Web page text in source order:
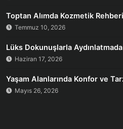
Toptan Alımda Kozmetik Rehberi
Temmuz 10, 2026
Lüks Dokunuşlarla
Haziran 17, 2026
Yaşam Alanlarında Konfor ve
Mayıs 26, 2026